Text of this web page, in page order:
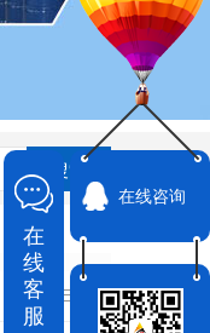
搜索
MORE+
在线咨询
在
线
客
服